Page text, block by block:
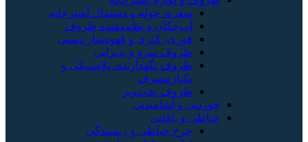
سفره، حوله و دستمال آشپزخانه
آب‌چکان و نظم‌دهنده ظروف
قوری، کتری و قهوه‌ساز دستی
ظروف سرو و پذیرایی
ظروف نگهدارنده، پلاستیکی و
یکبارمصرف
ظروف پخت‌وپز
خوردنی و آشامیدنی
خیاطی و بافتنی
چرخ خیاطی و ریسندگی